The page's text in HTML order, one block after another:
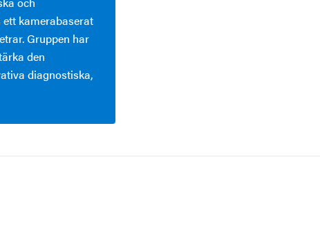
kamerabaserat
Gruppen har
den
diagnostiska,